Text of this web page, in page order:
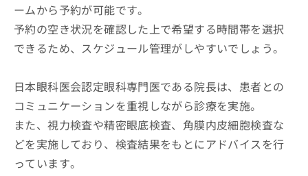
ームから予約が可能です。
予約の空き状況を確認した上で希望する時間帯を選択
できるため、スケジュール管理がしやすいでしょう。
日本眼科医会認定眼科専門医である院長は、患者との
コミュニケーションを重視しながら診療を実施。
また、視力検査や精密眼底検査、角膜内皮細胞検査な
どを実施しており、検査結果をもとにアドバイスを行
っています。